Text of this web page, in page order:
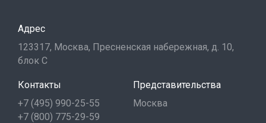
Адрес
123317, Москва, Пресненская набережная, д. 10,
блок С
Контакты
+7 (495) 990-25-55
+7 (800) 775-29-59
Представительства
Москва